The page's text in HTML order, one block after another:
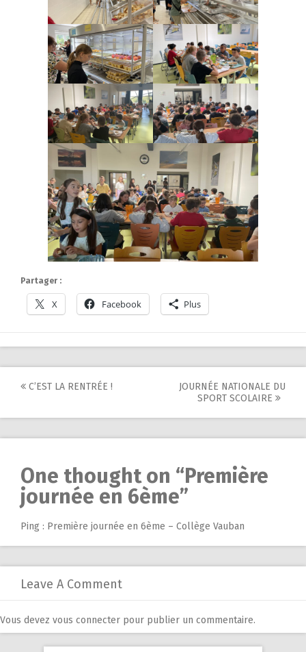
Partager :
X Facebook Plus
Post
C’EST LA RENTRÉE !
JOURNÉE NATIONALE DU
SPORT SCOLAIRE
One thought on “Première
journée en 6ème”
Ping : Première journée en 6ème – Collège Vauban
Leave A Comment
Vous devez vous connecter pour publier un commentaire.